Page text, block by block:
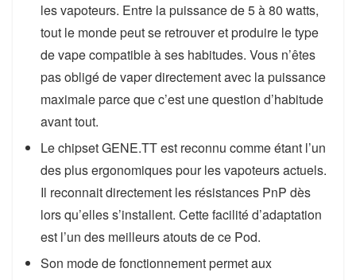
les vapoteurs. Entre la puissance de 5 à 80 watts,
tout le monde peut se retrouver et produire le type
de vape compatible à ses habitudes. Vous n’êtes
pas obligé de vaper directement avec la puissance
maximale parce que c’est une question d’habitude
avant tout.
Le chipset GENE.TT est reconnu comme étant l’un
des plus ergonomiques pour les vapoteurs actuels.
Il reconnait directement les résistances PnP dès
lors qu’elles s’installent. Cette facilité d’adaptation
est l’un des meilleurs atouts de ce Pod.
Son mode de fonctionnement permet aux